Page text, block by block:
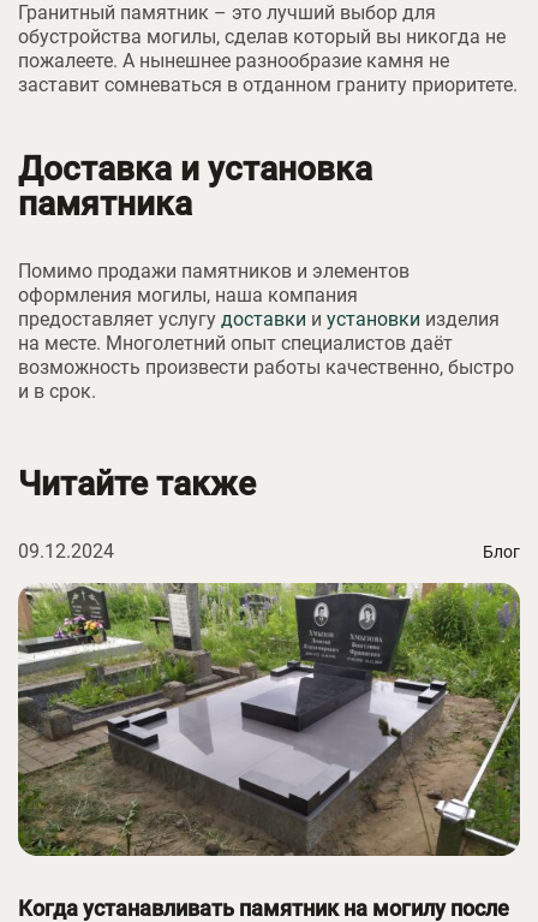
Гранитный памятник – это лучший выбор для
обустройства могилы, сделав который вы никогда не
пожалеете. А нынешнее разнообразие камня не
заставит сомневаться в отданном граниту приоритете.
Доставка и установка
памятника
Помимо продажи памятников и элементов
оформления могилы, наша компания
предоставляет услугу доставки и установки изделия
на месте. Многолетний опыт специалистов даёт
возможность произвести работы качественно, быстро
и в срок.
Читайте также
09.12.2024 Блог
Когда устанавливать памятник на могилу после